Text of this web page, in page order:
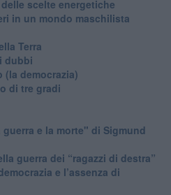
scelte energetiche
in un mondo maschilista
Terra
dubbi
(la democrazia)
di tre gradi
e la morte" di Sigmund
guerra dei “ragazzi di destra”
e l’assenza di